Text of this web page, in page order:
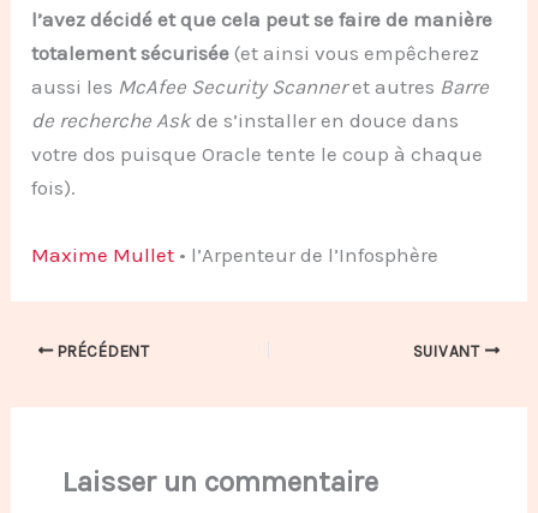
l’avez décidé et que cela peut se faire de manière
totalement sécurisée (et ainsi vous empêcherez
aussi les McAfee Security Scanneret autres Barre
de recherche Ask de s’installer en douce dans
votre dos puisque Oracle tente le coup à chaque
fois).
Maxime Mullet • l’Arpenteur de l’Infosphère
PRÉCÉDENT SUIVANT
Laisser un commentaire